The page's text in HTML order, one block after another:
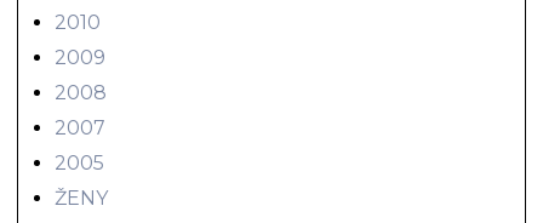
2010
2009
2008
2007
2005
ŽENY